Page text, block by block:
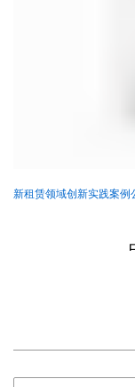
新租赁领域创新实践案例